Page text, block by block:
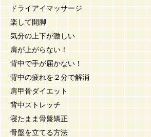
ドライアイマッサージ
楽して開脚
気分の上下が激しい
肩が上がらない！
背中で手が届かない！
背中の疲れを２分で解消
肩甲骨ダイエット
背中ストレッチ
寝たまま骨盤矯正
骨盤を立てる方法